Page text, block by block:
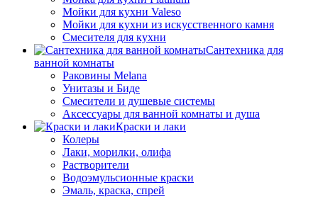
Мойки для кухни Valeso
Мойки для кухни из искусственного камня
Смесителя для кухни
Сантехника для
ванной комнаты
Раковины Melana
Унитазы и Биде
Смесители и душевые системы
Аксессуары для ванной комнаты и душа
Краски и лаки
Колеры
Лаки, морилки, олифа
Растворители
Водоэмульсионные краски
Эмаль, краска, спрей